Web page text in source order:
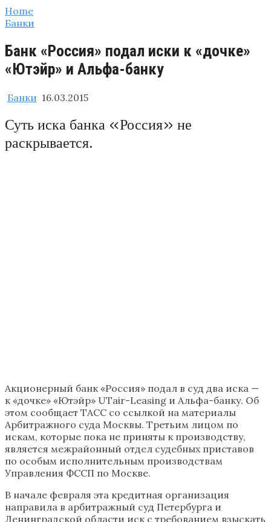
Home
Банки
Банк «Россия» подал иски к «дочке»
«Ютэйр» и Альфа-банку
Банки 16.03.2015
Суть иска банка «Россия» не
раскрывается.
Акционерный банк «Россия» подал в суд два иска —
к «дочке» «Ютэйр» UTair-Leasing и Альфа-банку. Об
этом сообщает ТАСС со ссылкой на материалы
Арбитражного суда Москвы. Третьим лицом по
искам, которые пока не приняты к производству,
является межрайонный отдел судебных приставов
по особым исполнительным производствам
Управления ФССП по Москве.
В начале февраля эта кредитная организация
направила в арбитражный суд Петербурга и
Ленинградской области иск с требованием взыскать